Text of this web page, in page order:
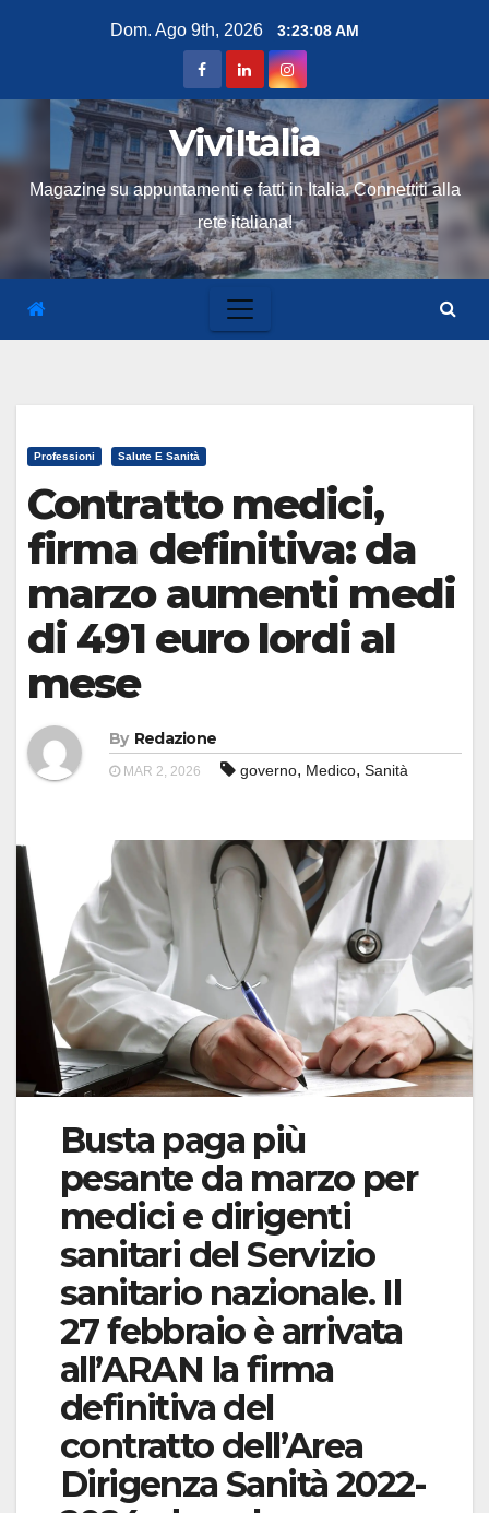
Dom. Ago 9th, 2026 3:23:09 AM
ViviItalia
Magazine su appuntamenti e fatti in Italia. Connettiti alla
rete italiana!
Professioni Salute E Sanità
Contratto medici,
firma definitiva: da
marzo aumenti medi
di 491 euro lordi al
mese
By Redazione
MAR 2, 2026 governo, Medico, Sanità
Busta paga più
pesante da marzo per
medici e dirigenti
sanitari del Servizio
sanitario nazionale. Il
27 febbraio è arrivata
all’ARAN la firma
definitiva del
contratto dell’Area
Dirigenza Sanità 2022-